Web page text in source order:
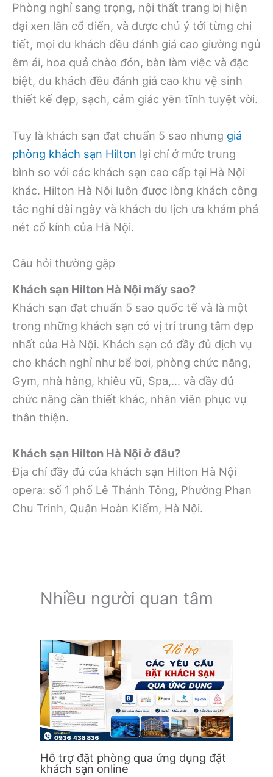
Phòng nghỉ sang trọng, nội thất trang bị hiện
đại xen lẫn cổ điển, và được chú ý tới từng chi
tiết, mọi du khách đều đánh giá cao giường ngủ
êm ái, hoa quả chào đón, bàn làm việc và đặc
biệt, du khách đều đánh giá cao khu vệ sinh
thiết kế đẹp, sạch, cảm giác yên tĩnh tuyệt vời.
Tuy là khách sạn đạt chuẩn 5 sao nhưng giá
phòng khách sạn Hilton lại chỉ ở mức trung
bình so với các khách sạn cao cấp tại Hà Nội
khác. Hilton Hà Nội luôn được lòng khách công
tác nghỉ dài ngày và khách du lịch ưa khám phá
nét cổ kính của Hà Nội.
Câu hỏi thường gặp
Khách sạn Hilton Hà Nội mấy sao?
Khách sạn đạt chuẩn 5 sao quốc tế và là một
trong những khách sạn có vị trí trung tâm đẹp
nhất của Hà Nội. Khách sạn có đầy đủ dịch vụ
cho khách nghỉ như bể bơi, phòng chức năng,
Gym, nhà hàng, khiêu vũ, Spa,… và đầy đủ
chức năng cần thiết khác, nhân viên phục vụ
thân thiện.
Khách sạn Hilton Hà Nội ở đâu?
Địa chỉ đầy đủ của khách sạn Hilton Hà Nội
opera: số 1 phố Lê Thánh Tông, Phường Phan
Chu Trinh, Quận Hoàn Kiếm, Hà Nội.
Nhiều người quan tâm
Hỗ trợ đặt phòng qua ứng dụng đặt
khách sạn online